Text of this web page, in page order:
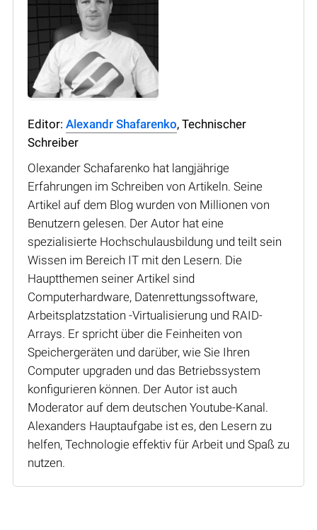
Editor: Alexandr Shafarenko, Technischer
Schreiber
Olexander Schafarenko hat langjährige
Erfahrungen im Schreiben von Artikeln. Seine
Artikel auf dem Blog wurden von Millionen von
Benutzern gelesen. Der Autor hat eine
spezialisierte Hochschulausbildung und teilt sein
Wissen im Bereich IT mit den Lesern. Die
Hauptthemen seiner Artikel sind
Computerhardware, Datenrettungssoftware,
Arbeitsplatzstation -Virtualisierung und RAID-
Arrays. Er spricht über die Feinheiten von
Speichergeräten und darüber, wie Sie Ihren
Computer upgraden und das Betriebssystem
konfigurieren können. Der Autor ist auch
Moderator auf dem deutschen Youtube-Kanal.
Alexanders Hauptaufgabe ist es, den Lesern zu
helfen, Technologie effektiv für Arbeit und Spaß zu
nutzen.